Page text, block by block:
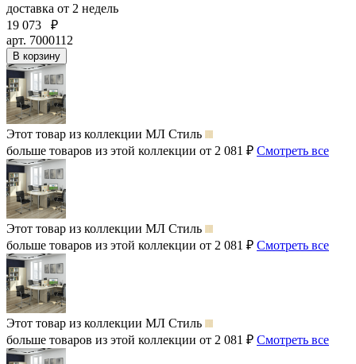
доставка от 2 недель
19 073
₽
арт. 7000112
В корзину
Этот товар из коллекции МЛ Стиль
больше товаров из этой коллекции от 2 081 ₽ Смотреть все
Этот товар из коллекции МЛ Стиль
больше товаров из этой коллекции от 2 081 ₽ Смотреть все
Этот товар из коллекции МЛ Стиль
больше товаров из этой коллекции от 2 081 ₽ Смотреть все